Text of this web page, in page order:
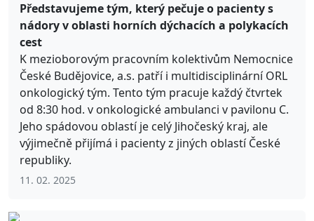
Představujeme tým, který pečuje o pacienty s
nádory v oblasti horních dýchacích a polykacích
cest
K mezioborovým pracovním kolektivům Nemocnice
České Budějovice, a.s. patří i multidisciplinární ORL
onkologický tým. Tento tým pracuje každý čtvrtek
od 8:30 hod. v onkologické ambulanci v pavilonu C.
Jeho spádovou oblastí je celý Jihočeský kraj, ale
výjimečně přijímá i pacienty z jiných oblastí České
republiky.
11. 02. 2025